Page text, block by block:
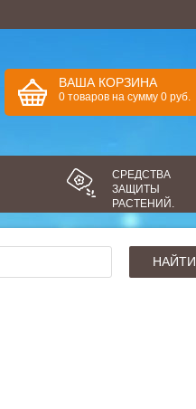
ВАША КОРЗИНА
0 товаров на сумму 0 руб.
СРЕДСТВА
ЗАЩИТЫ
РАСТЕНИЙ.
НАЙТИ